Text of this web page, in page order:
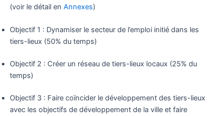
(voir le détail en Annexes)
Objectif 1 : Dynamiser le secteur de l’emploi initié dans les
tiers-lieux (50% du temps)
Objectif 2 : Créer un réseau de tiers-lieux locaux (25% du
temps)
Objectif 3 : Faire coïncider le développement des tiers-lieux
avec les objectifs de développement de la ville et faire